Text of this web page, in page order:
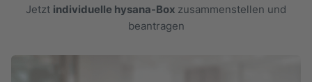
Jetzt individuelle hysana-Box zusammenstellen und
beantragen